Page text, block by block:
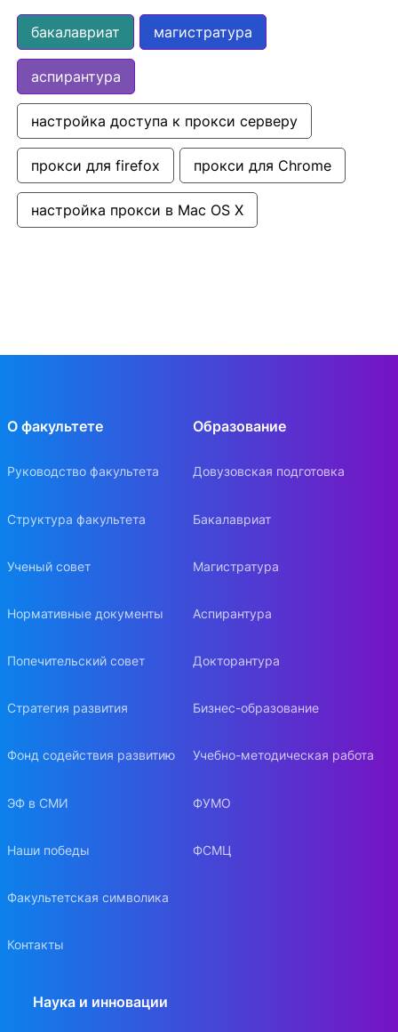
бакалавриат магистратура
аспирантура
настройка доступа к прокси серверу
прокси для firefox прокси для Chrome
настройка прокси в Mac OS X
О факультете
Руководство факультета
Структура факультета
Ученый совет
Нормативные документы
Попечительский совет
Стратегия развития
Фонд содействия развитию
ЭФ в СМИ
Наши победы
Факультетская символика
Контакты
Образование
Довузовская подготовка
Бакалавриат
Магистратура
Аспирантура
Докторантура
Бизнес-образование
Учебно-методическая работа
ФУМО
ФСМЦ
Наука и инновации